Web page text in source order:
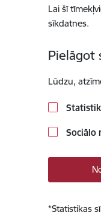
Lai šī
sīkdatnes.
Pielāgot
Lūdzu,
Sociālo
*Statistikas